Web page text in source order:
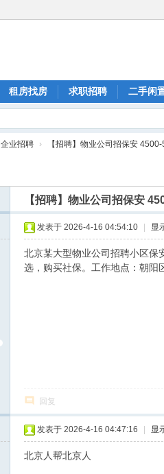
租房找房 求职招聘 二手闲
企业招聘 › 【招聘】物业公司招保安
【招聘】物业公司招保安
发表于 2026-4-16 04:54:10 显
北京某大型物业公司招聘小区保
选，购买社保。工作地点：朝阳
回复
发表于 2026-4-16 04:47:16 显
北京人帮北京人